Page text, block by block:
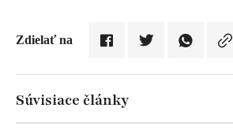
Zdielať na
Súvisiace články